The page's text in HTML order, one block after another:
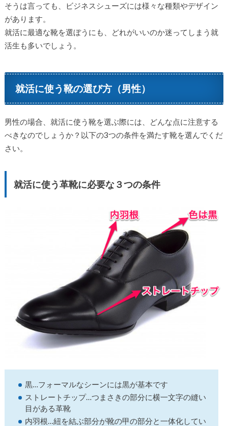
そうは言っても、ビジネスシューズには様々な種類やデザイン
があります。
就活に最適な靴を選ぼうにも、どれがいいのか迷ってしまう就
活生も多いでしょう。
就活に使う靴の選び方（男性）
男性の場合、就活に使う靴を選ぶ際には、どんな点に注意する
べきなのでしょうか？以下の3つの条件を満たす靴を選んでくだ
さい。
就活に使う革靴に必要な３つの条件
黒…フォーマルなシーンには黒が基本です
ストレートチップ…つまさきの部分に横一文字の縫い
目がある革靴
内羽根…紐を結ぶ部分が靴の甲の部分と一体化してい